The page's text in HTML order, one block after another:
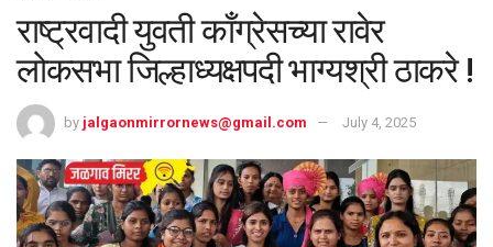
राष्ट्रवादी युवती काँग्रेसच्या रावेर
लोकसभा जिल्हाध्यक्षपदी भाग्यश्री ठाकरे !
by jalgaonmirrornews@gmail.com July 4, 2025